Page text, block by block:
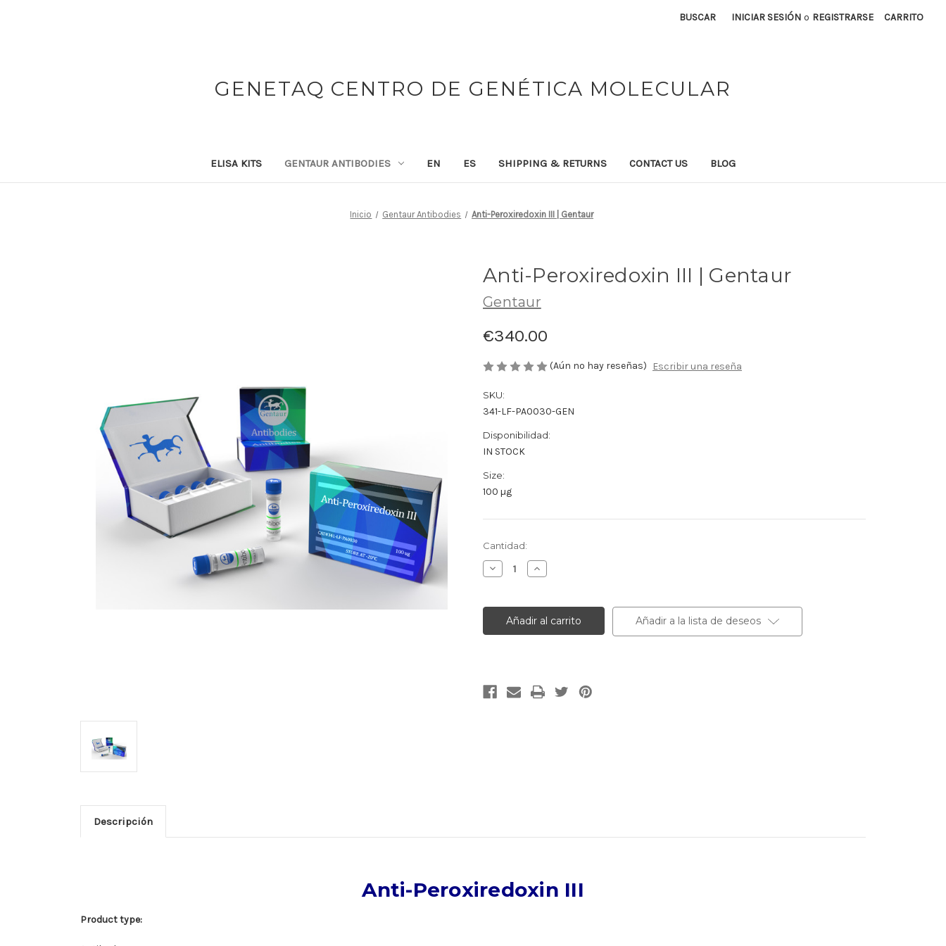
BUSCAR INICIAR SESIÓN o REGISTRARSE CARRITO
GENETAQ CENTRO DE GENÉTICA MOLECULAR
ELISA KITS GENTAUR ANTIBODIES EN ES SHIPPING & RETURNS CONTACT US BLOG
Inicio Gentaur Antibodies Anti-Peroxiredoxin III | Gentaur
Anti-Peroxiredoxin III | Gentaur
Gentaur
€340.00
(Aún no hay reseñas) Escribir una reseña
SKU:
341-LF-PA0030-GEN
Disponibilidad:
IN STOCK
Size:
100 µg
Cantidad
actual
de
Cantidad:
Disminuir
la
Anti-
Peroxiredoxin
|
Aumentar
la
Anti-
Peroxiredoxin
III
|
Añadir a la lista de deseos
Descripción
Anti-Peroxiredoxin III
Product type: